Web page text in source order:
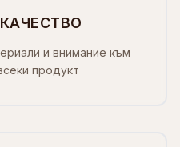
и внимание към
продукт